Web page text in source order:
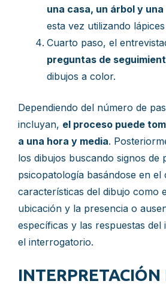
una casa, un árbol y
esta vez utilizando
Cuarto paso, el
preguntas de
dibujos a color.
Dependiendo del número de
incluyan, el proceso puede
a una hora y media.
los dibujos buscando signos de
psicopatología basándose en el
características del dibujo como
ubicación y la presencia o
específicas y las respuestas del
el interrogatorio.